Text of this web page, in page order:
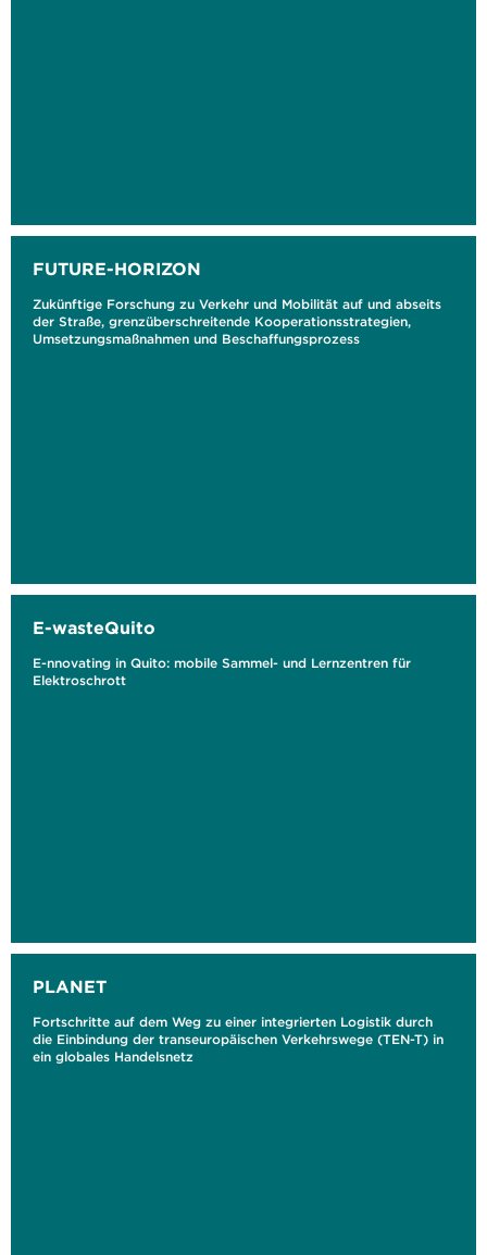
FUTURE-HORIZON
Zukünftige Forschung zu Verkehr und Mobilität auf und abseits
der Straße, grenzüberschreitende Kooperationsstrategien,
Umsetzungsmaßnahmen und Beschaffungsprozess
E-wasteQuito
E-nnovating in Quito: mobile Sammel- und Lernzentren für
Elektroschrott
PLANET
Fortschritte auf dem Weg zu einer integrierten Logistik durch
die Einbindung der transeuropäischen Verkehrswege (TEN-T) in
ein globales Handelsnetz